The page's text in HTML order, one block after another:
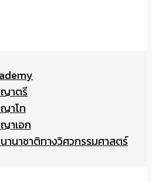
าตรี
าโท
าเอก
านาชาติทางวิศวกรรมศาสตร์